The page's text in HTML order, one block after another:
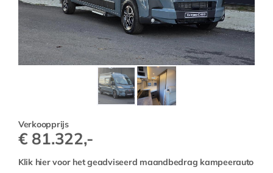
Verkoopprijs
€ 81.322,-
Klik hier voor het geadviseerd maandbedrag kampeerauto